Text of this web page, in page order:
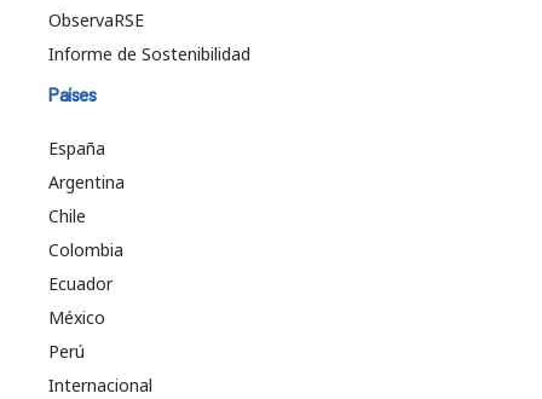
ObservaRSE
Informe de Sostenibilidad
Países
España
Argentina
Chile
Colombia
Ecuador
México
Perú
Internacional